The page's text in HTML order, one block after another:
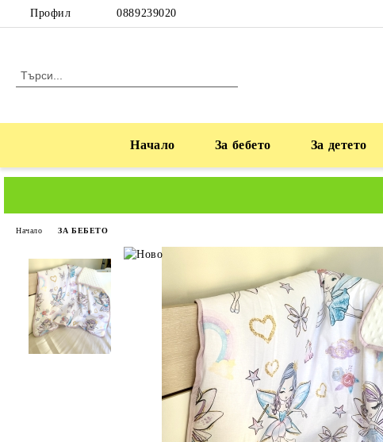
Профил 0889239020
Начало За бебето За детето
Начало ЗА БЕБЕТО